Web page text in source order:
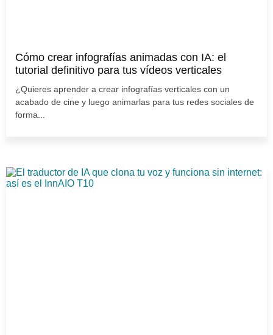
Cómo crear infografías animadas con IA: el
tutorial definitivo para tus vídeos verticales
¿Quieres aprender a crear infografías verticales con un
acabado de cine y luego animarlas para tus redes sociales de
forma...